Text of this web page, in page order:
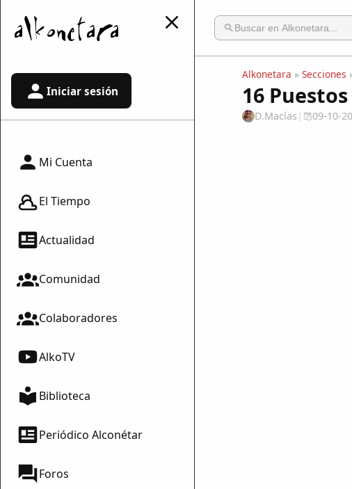
Iniciar sesión
Mi Cuenta
El Tiempo
Actualidad
Comunidad
Colaboradores
AlkoTV
Biblioteca
Periódico Alconétar
Foros
Alkonetara » Secciones
16
D.Macías | 09-10-